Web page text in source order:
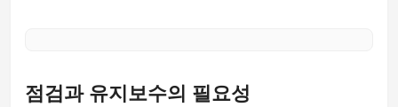
점검과 유지보수의 필요성